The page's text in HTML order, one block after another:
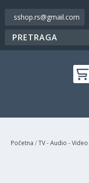
sshop.rs@gmail.com
Početna /TV - Audio - Video